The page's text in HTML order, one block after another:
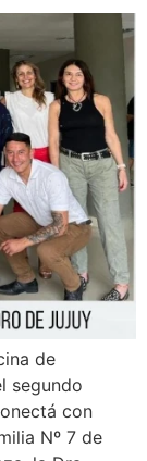
de
segundo
con
Nº 7 de